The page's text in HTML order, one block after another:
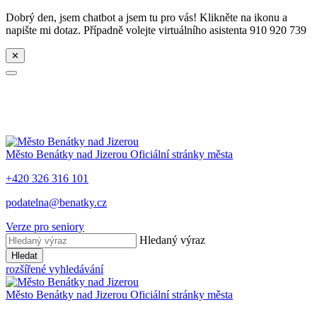
Dobrý den, jsem chatbot a jsem tu pro vás! Klikněte na ikonu a
napište mi dotaz. Případně volejte virtuálního asistenta 910 920 739
✕
Město Benátky nad Jizerou Oficiální stránky města
+420 326 316 101
podatelna@benatky.cz
Verze pro seniory
Hledaný výraz
Hledat
rozšířené vyhledávání
Město Benátky nad Jizerou Oficiální stránky města